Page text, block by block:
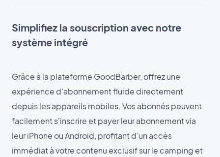
Simplifiez la souscription avec notre
système intégré
Grâce à la plateforme GoodBarber, offrez une
expérience d'abonnement fluide directement
depuis les appareils mobiles. Vos abonnés peuvent
facilement s'inscrire et payer leur abonnement via
leur iPhone ou Android, profitant d'un accès
immédiat à votre contenu exclusif sur le camping et